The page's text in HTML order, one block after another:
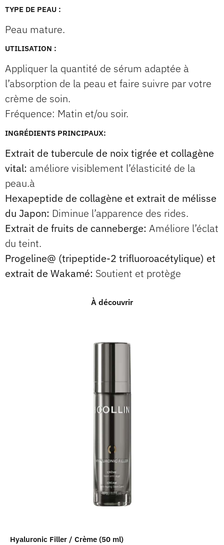
TYPE DE PEAU :
Peau mature.
UTILISATION :
Appliquer la quantité de sérum adaptée à
l’absorption de la peau et faire suivre par votre
crème de soin.
Fréquence: Matin et/ou soir.
INGRÉDIENTS PRINCIPAUX:
Extrait de tubercule de noix tigrée et collagène
vital: améliore visiblement l’élasticité de la
peau.à
Hexapeptide de collagène et extrait de mélisse
du Japon: Diminue l’apparence des rides.
Extrait de fruits de canneberge: Améliore l’éclat
du teint.
Progeline@ (tripeptide-2 trifluoroacétylique) et
extrait de Wakamé: Soutient et protège
À découvrir
Hyaluronic Filler / Crème (50 ml)